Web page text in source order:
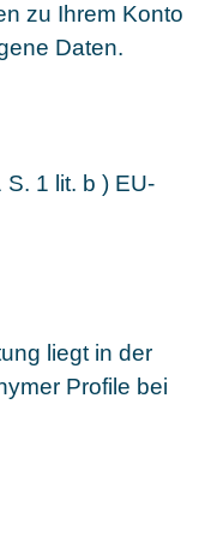
zu Ihrem Konto
Daten.
S. 1 lit. b ) EU-
liegt in der
Profile bei